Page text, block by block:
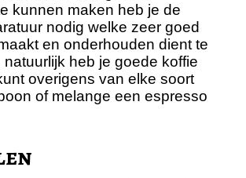
kunnen maken heb je de
nodig welke zeer goed
en onderhouden dient te
heb je goede koffie
overigens van elke soort
of melange een espresso